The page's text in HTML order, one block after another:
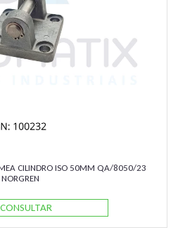
CILINDRO ISO 50MM QA/8050/23
NORGREN